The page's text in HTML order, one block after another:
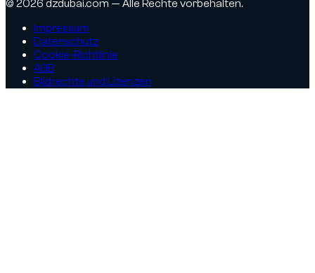
© 2026 dzdubai.com — Alle Rechte vorbehalten.
Impressum
Datenschutz
Cookie-Richtlinie
AGB
Bildrechte und Lizenzen